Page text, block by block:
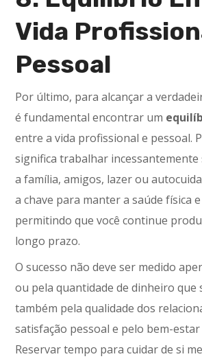
Vida
Pessoal
Por último, para alcançar a
é fundamental encontrar um
entre a vida profissional e pessoal.
significa trabalhar
a família, amigos, lazer ou
a chave para manter a saúde física
permitindo que você continue
longo prazo.
O sucesso não deve ser medido
ou pela quantidade de dinheiro que
também pela qualidade dos
satisfação pessoal e pelo bem-
Reservar tempo para cuidar de si